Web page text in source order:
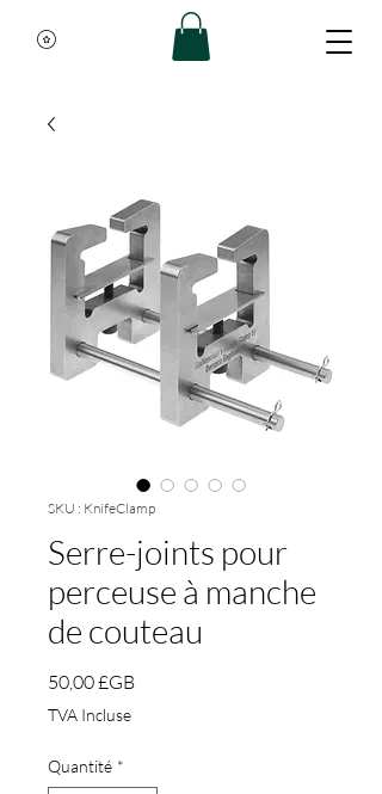
SKU : KnifeClamp
Serre-joints pour
perceuse à manche
de couteau
50,00 £GBPrix
TVA Incluse
Quantité *